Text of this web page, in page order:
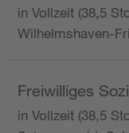
in Vollzeit (38,5
Wilhelmshaven-
Freiwilliges
in Vollzeit (38,5